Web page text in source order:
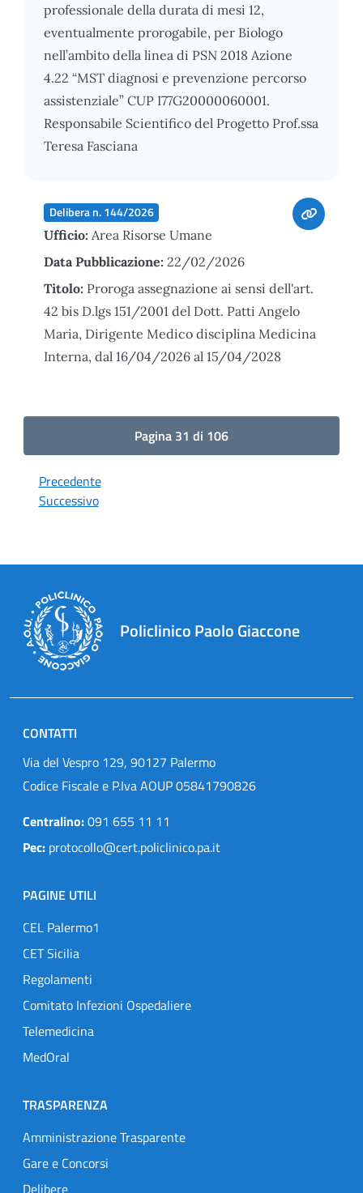
professionale della durata di mesi 12,
eventualmente prorogabile, per Biologo
nell’ambito della linea di PSN 2018 Azione
4.22 “MST diagnosi e prevenzione percorso
assistenziale” CUP I77G20000060001.
Responsabile Scientifico del Progetto Prof.ssa
Teresa Fasciana
Delibera n. 144/2026
Ufficio: Area Risorse Umane
Data Pubblicazione: 22/02/2026
Titolo: Proroga assegnazione ai sensi dell'art.
42 bis D.lgs 151/2001 del Dott. Patti Angelo
Maria, Dirigente Medico disciplina Medicina
Interna, dal 16/04/2026 al 15/04/2028
Pagina 31 di 106
Precedente
Successivo
Policlinico Paolo Giaccone
CONTATTI
Via del Vespro 129, 90127 Palermo
Codice Fiscale e P.Iva AOUP 05841790826
Centralino:091 655 11 11
Pec: protocollo@cert.policlinico.pa.it
PAGINE UTILI
CEL Palermo1
CET Sicilia
Regolamenti
Comitato Infezioni Ospedaliere
Telemedicina
MedOral
TRASPARENZA
Amministrazione Trasparente
Gare e Concorsi
Delibere